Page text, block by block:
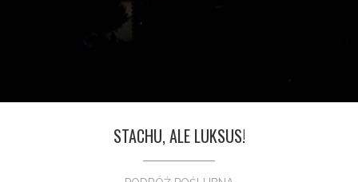
STACHU, ALE LUKSUS!